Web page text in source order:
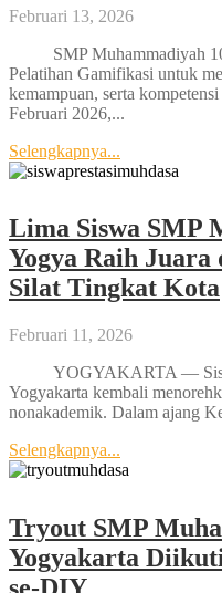
Februari 13, 2026
SMP Muhammadiyah
Pelatihan Gamifikasi untuk
kemampuan, serta
Februari 2026,...
Selengkapnya...
Lima Siswa SMP
Yogya Raih
Silat Tingkat Kota
Februari 11, 2026
YOGYAKARTA —
Yogyakarta kembali
nonakademik. Dalam ajang
Selengkapnya...
Tryout SMP
Yogyakarta